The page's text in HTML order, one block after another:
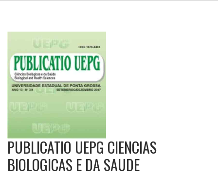
PUBLICATIO UEPG CIENCIAS
BIOLOGICAS E DA SAUDE